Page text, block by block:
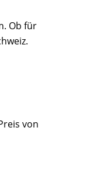
Ob für
von